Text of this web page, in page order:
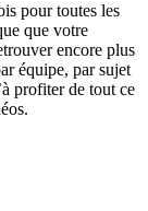
pour toutes les
que votre
encore plus
équipe, par sujet
profiter de tout ce